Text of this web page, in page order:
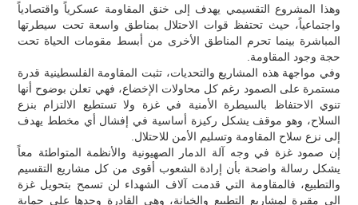
وهذا المشروع التقسيمي يهدف إلى خنق المقاومة عسكرياً واقتصادياً
واجتماعياً، حيث تحتفظ قوات الاحتلال بمناطق واسعة تحت سيطرتها
المباشرة بينما تحرم المناطق الأخرى من أبسط مقومات الحياة تحت
حجة وجود المقاومة.
وفي مواجهة هذه المشاريع والتحديات، تثبت المقاومة الفلسطينية قدرة
مستمرة على الصمود رغم كل محاولات الإخضاع، فهي تعلن بوضوح أنها
تنوي الاحتفاظ بالسيطرة الأمنية في غزة ولا تستطيع الالتزام بنزع
السلاح، وهو موقف يشكل ركيزة أساسية في إفشال أي مخطط يهدف
إلى نزع سلاح المقاومة وتسليم الأمن للاحتلال.
إن صمود غزة في وجه آلة الدمار الصهيونية والأنظمة المتواطئة معاً
يشكل رسالة واضحة بأن إرادة الشعوب أقوى من كل مشاريع التقسيم
والتطبيع، فالمقاومة التي قدمت آلاف الشهداء لن تسمح بتحويل غزة
إلى مقبرة لمشاريع التطبيع والخيانة، وهي القادرة وحدها على حماية